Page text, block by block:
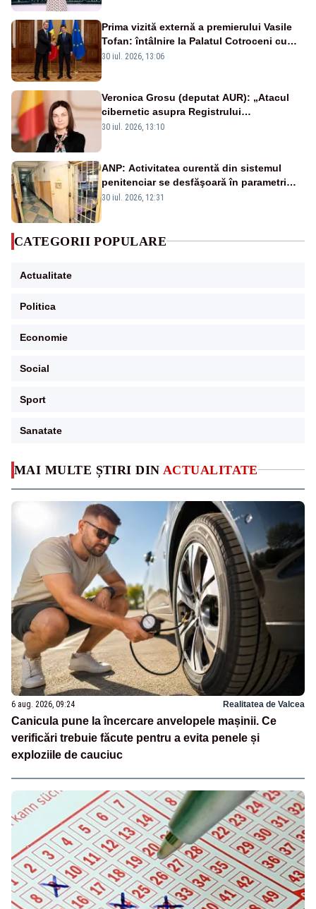
MAI MULTE ȘTIRI DIN ACTUALITATE
6 aug. 2026, 09:24 Realitatea de Valcea
Canicula pune la încercare anvelopele mașinii. Ce
verificări trebuie făcute pentru a evita penele și
exploziile de cauciuc
Prima vizită externă a premierului Vasile
Tofan: întâlnire la Palatul Cotroceni cu
președintele Nicușor Dan
30 iul. 2026, 13:06
Veronica Grosu (deputat AUR): „Atacul
cibernetic asupra Registrului
Proprietăților transmite un semnal de
30 iul. 2026, 13:10
ANP: Activitatea curentă din sistemul
penitenciar se desfăşoară în parametri
normali
30 iul. 2026, 12:31
CATEGORII POPULARE
Actualitate
Politica
Economie
Social
Sport
Sanatate